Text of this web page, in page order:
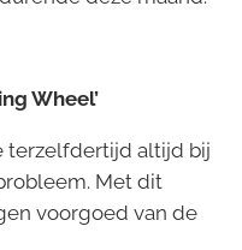
Wheel’
terzelfdertijd altijd bij
Met dit
voorgoed van de